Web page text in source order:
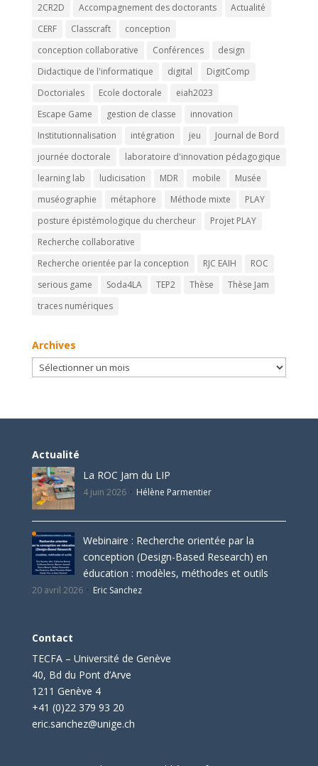
2CR2D Accompagnement des doctorants
Actualité
CERF
Classcraft
conception
conception collaborative
Conférences
design
Didactique de l'informatique
digital
DigitComp
Doctoriales
Ecole doctorale
eiah2023
Escape Game
gestion de classe
innovation
Institutionnalisation
intégration jeu
Journal de Bord
journée doctorale
laboratoire d'innovation pédagogique
learning lab
ludicisation MDR mobile
Musée
muséographie
métaphore Méthode mixte
PLAY
posture épistémologique du chercheur
Projet PLAY
Recherche collaborative
Recherche orientée par la conception
RJC EAIH
ROC
serious game
Soda4LA TEP2 Thèse
Thèse Jam
traces numériques
Archives
Archives
Actualité
La ROC Jam du LIP
4 juin 2026 Hélène Parmentier
Webinaire : Recherche orientée par la
conception (Design-Based Research) en
éducation : modèles, méthodes et outils
20 avril 2026 Eric Sanchez
Contact
TECFA – Université de Genève
40, Bd du Pont d’Arve
1211 Genève 4
+41 (0)22 379 93 20
eric.sanchez@unige.ch